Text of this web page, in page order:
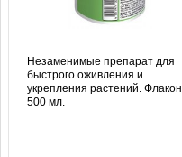
Незаменимые препарат для
быстрого оживления и
укрепления растений. Флакон
500 мл.